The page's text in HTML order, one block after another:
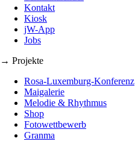
Kontakt
Kiosk
jW-App
Jobs
→ Projekte
Rosa-Luxemburg-Konferenz
Maigalerie
Melodie & Rhythmus
Shop
Fotowettbewerb
Granma